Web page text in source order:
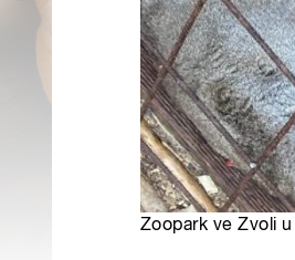
Zoopark ve Zvoli